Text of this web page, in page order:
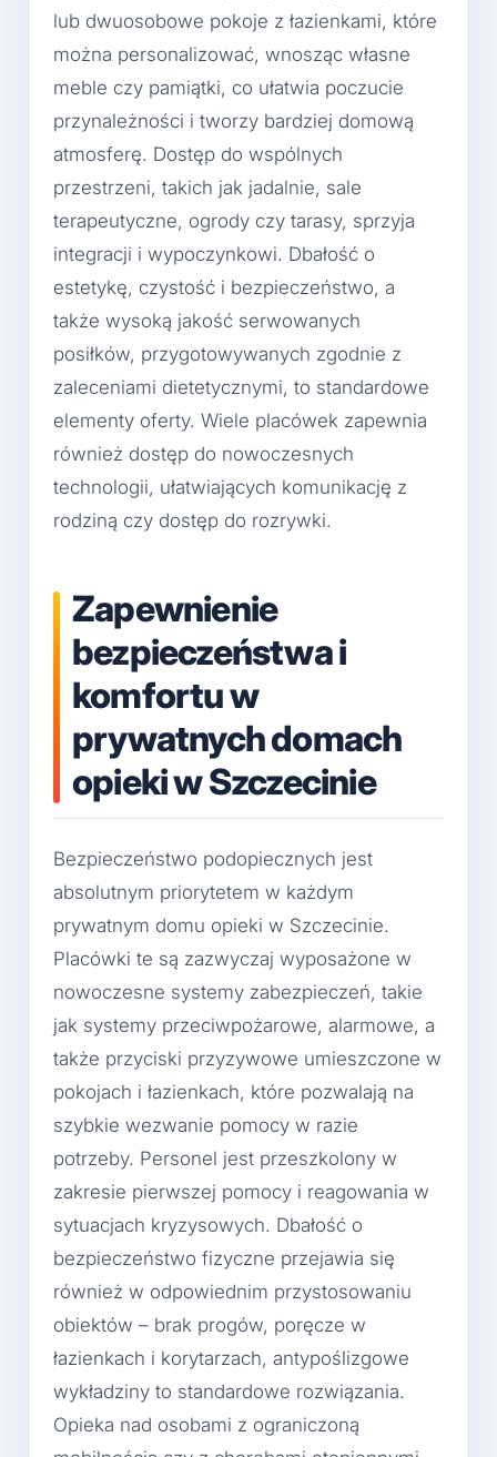
lub dwuosobowe pokoje z łazienkami, które
można personalizować, wnosząc własne
meble czy pamiątki, co ułatwia poczucie
przynależności i tworzy bardziej domową
atmosferę. Dostęp do wspólnych
przestrzeni, takich jak jadalnie, sale
terapeutyczne, ogrody czy tarasy, sprzyja
integracji i wypoczynkowi. Dbałość o
estetykę, czystość i bezpieczeństwo, a
także wysoką jakość serwowanych
posiłków, przygotowywanych zgodnie z
zaleceniami dietetycznymi, to standardowe
elementy oferty. Wiele placówek zapewnia
również dostęp do nowoczesnych
technologii, ułatwiających komunikację z
rodziną czy dostęp do rozrywki.
Zapewnienie
bezpieczeństwa i
komfortu w
prywatnych domach
opieki w Szczecinie
Bezpieczeństwo podopiecznych jest
absolutnym priorytetem w każdym
prywatnym domu opieki w Szczecinie.
Placówki te są zazwyczaj wyposażone w
nowoczesne systemy zabezpieczeń, takie
jak systemy przeciwpożarowe, alarmowe, a
także przyciski przyzywowe umieszczone w
pokojach i łazienkach, które pozwalają na
szybkie wezwanie pomocy w razie
potrzeby. Personel jest przeszkolony w
zakresie pierwszej pomocy i reagowania w
sytuacjach kryzysowych. Dbałość o
bezpieczeństwo fizyczne przejawia się
również w odpowiednim przystosowaniu
obiektów – brak progów, poręcze w
łazienkach i korytarzach, antypoślizgowe
wykładziny to standardowe rozwiązania.
Opieka nad osobami z ograniczoną